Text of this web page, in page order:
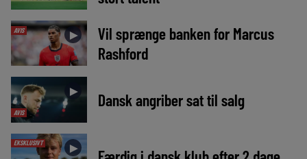
AVIS ►
Vil sprænge banken for Marcus
Rashford
AVIS
► Dansk angriber sat til salg
EKSKLUSIVT ►